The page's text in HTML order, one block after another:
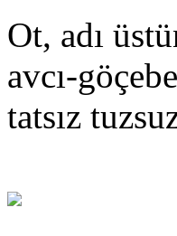
Ot, adı
avcı-
tatsız